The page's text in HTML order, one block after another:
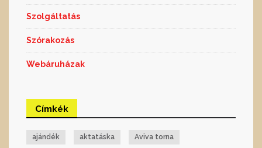
Szolgáltatás
Szórakozás
Webáruházak
Címkék
ajándék aktatáska Aviva torna